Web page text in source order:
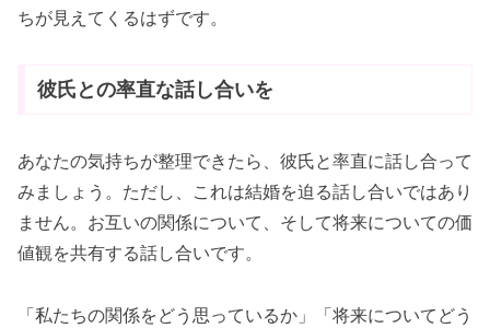
ちが見えてくるはずです。
彼氏との率直な話し合いを
あなたの気持ちが整理できたら、彼氏と率直に話し合って
みましょう。ただし、これは結婚を迫る話し合いではあり
ません。お互いの関係について、そして将来についての価
値観を共有する話し合いです。
「私たちの関係をどう思っているか」「将来についてどう